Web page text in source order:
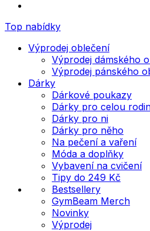
Top nabídky
Výprodej oblečení
Výprodej dámského
Výprodej pánského
Dárky
Dárkové poukazy
Dárky pro celou
Dárky pro ni
Dárky pro něho
Na pečení a vaření
Móda a doplňky
Vybavení na cvičení
Tipy do 249 Kč
Bestsellery
GymBeam Merch
Novinky
Výprodej